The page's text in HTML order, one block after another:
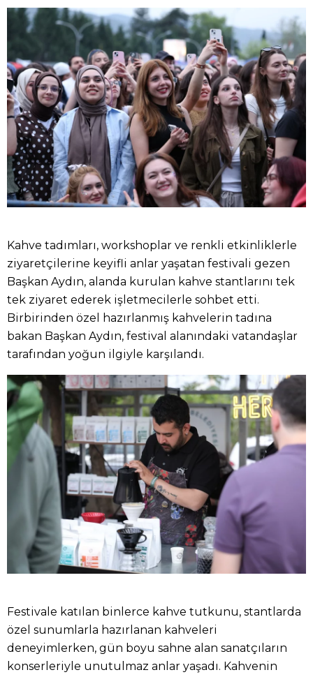
Kahve tadımları, workshoplar ve renkli etkinliklerle
ziyaretçilerine keyifli anlar yaşatan festivali gezen
Başkan Aydın, alanda kurulan kahve stantlarını tek
tek ziyaret ederek işletmecilerle sohbet etti.
Birbirinden özel hazırlanmış kahvelerin tadına
bakan Başkan Aydın, festival alanındaki vatandaşlar
tarafından yoğun ilgiyle karşılandı.
Festivale katılan binlerce kahve tutkunu, stantlarda
özel sunumlarla hazırlanan kahveleri
deneyimlerken, gün boyu sahne alan sanatçıların
konserleriyle unutulmaz anlar yaşadı. Kahvenin